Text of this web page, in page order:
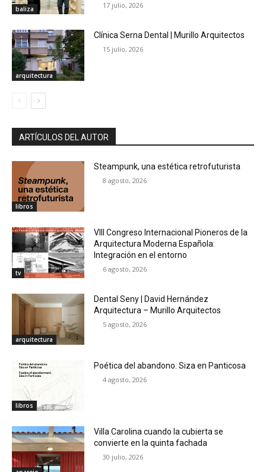
baliza 17 julio, 2026
arquitectura
Clínica Serna Dental | Murillo Arquitectos
15 julio, 2026
ARTÍCULOS DEL AUTOR
libros
Steampunk, una estética retrofuturista
8 agosto, 2026
tv
VIII Congreso Internacional Pioneros de la
Arquitectura Moderna Española:
Integración en el entorno
6 agosto, 2026
arquitectura
Dental Seny | David Hernández
Arquitectura – Murillo Arquitectos
5 agosto, 2026
libros
Poética del abandono. Siza en Panticosa
4 agosto, 2026
Villa Carolina cuando la cubierta se
convierte en la quinta fachada
30 julio, 2026